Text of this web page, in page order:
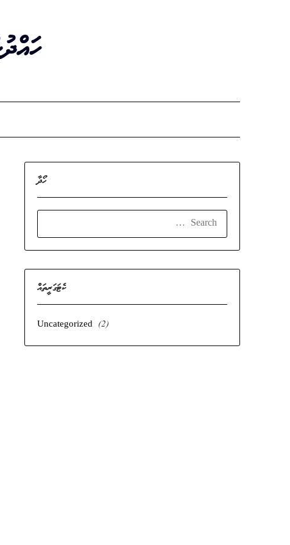
ހޯދާ
SEARCH
FOR:
ކެޓަގަރީތައް
Uncategorized(2)